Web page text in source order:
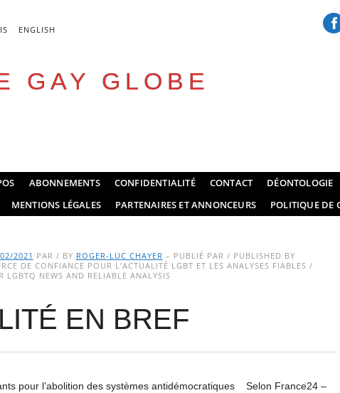
ENGLISH
GAY GLOBE
ABONNEMENTS CONFIDENTIALITÉ CONTACT DÉONTOLOGIE
MENTIONS LÉGALES PARTENAIRES ET ANNONCEURS POLITIQUE DE
2021 PAR / BY ROGER-LUC CHAYER – PUBLIÉ PAR / PUBLISHED BY
DE CONFIANCE POUR L’ACTUALITÉ LGBT ET LES ANALYSES FIABLES /
LGBTQ NEWS AND RELIABLE ANALYSIS
EN BREF
pour l’abolition des systèmes antidémocratiques Selon France24 –